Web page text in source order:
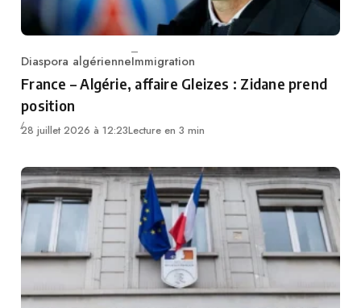
Category
Diaspora algérienneImmigration
France – Algérie, affaire Gleizes : Zidane prend
position
28 juillet 2026 à 12:23Lecture en 3 min